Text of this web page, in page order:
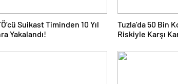
Suikast Timinden 10 Yıl
Yakalandı!
Tuzla’da 50 Bin
Riskiyle Karşı